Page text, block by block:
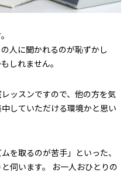
人に聞かれるのが恥ずかし
しれません。
ッスンですので、他の方を気
していただける環境かと思い
を取るのが苦手」といった、
伺います。 お一人おひとりの